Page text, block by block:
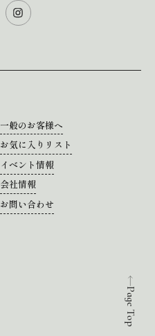
Page Top
一般のお客様へ
お気に入りリスト
イベント情報
会社情報
お問い合わせ